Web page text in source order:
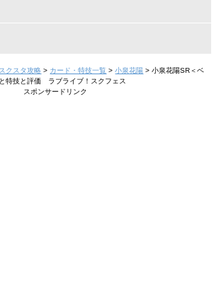
クスタ攻略 > カード・特技一覧 >小泉花陽 >小泉花陽SR＜ベ
特技と評価 ラブライブ！スクフェス
スポンサードリンク